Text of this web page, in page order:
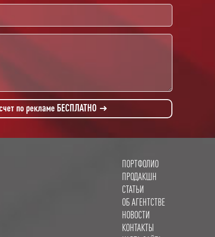
по рекламе БЕСПЛАТНО
ПОРТФОЛИО
ПРОДАКШН
СТАТЬИ
ОБ АГЕНТСТВЕ
НОВОСТИ
КОНТАКТЫ